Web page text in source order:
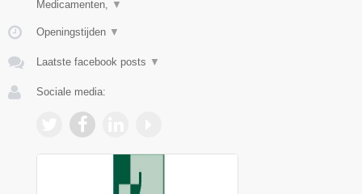
Medicamenten,
▼
Openingstijden ▼
Laatste facebook posts ▼
Sociale media: